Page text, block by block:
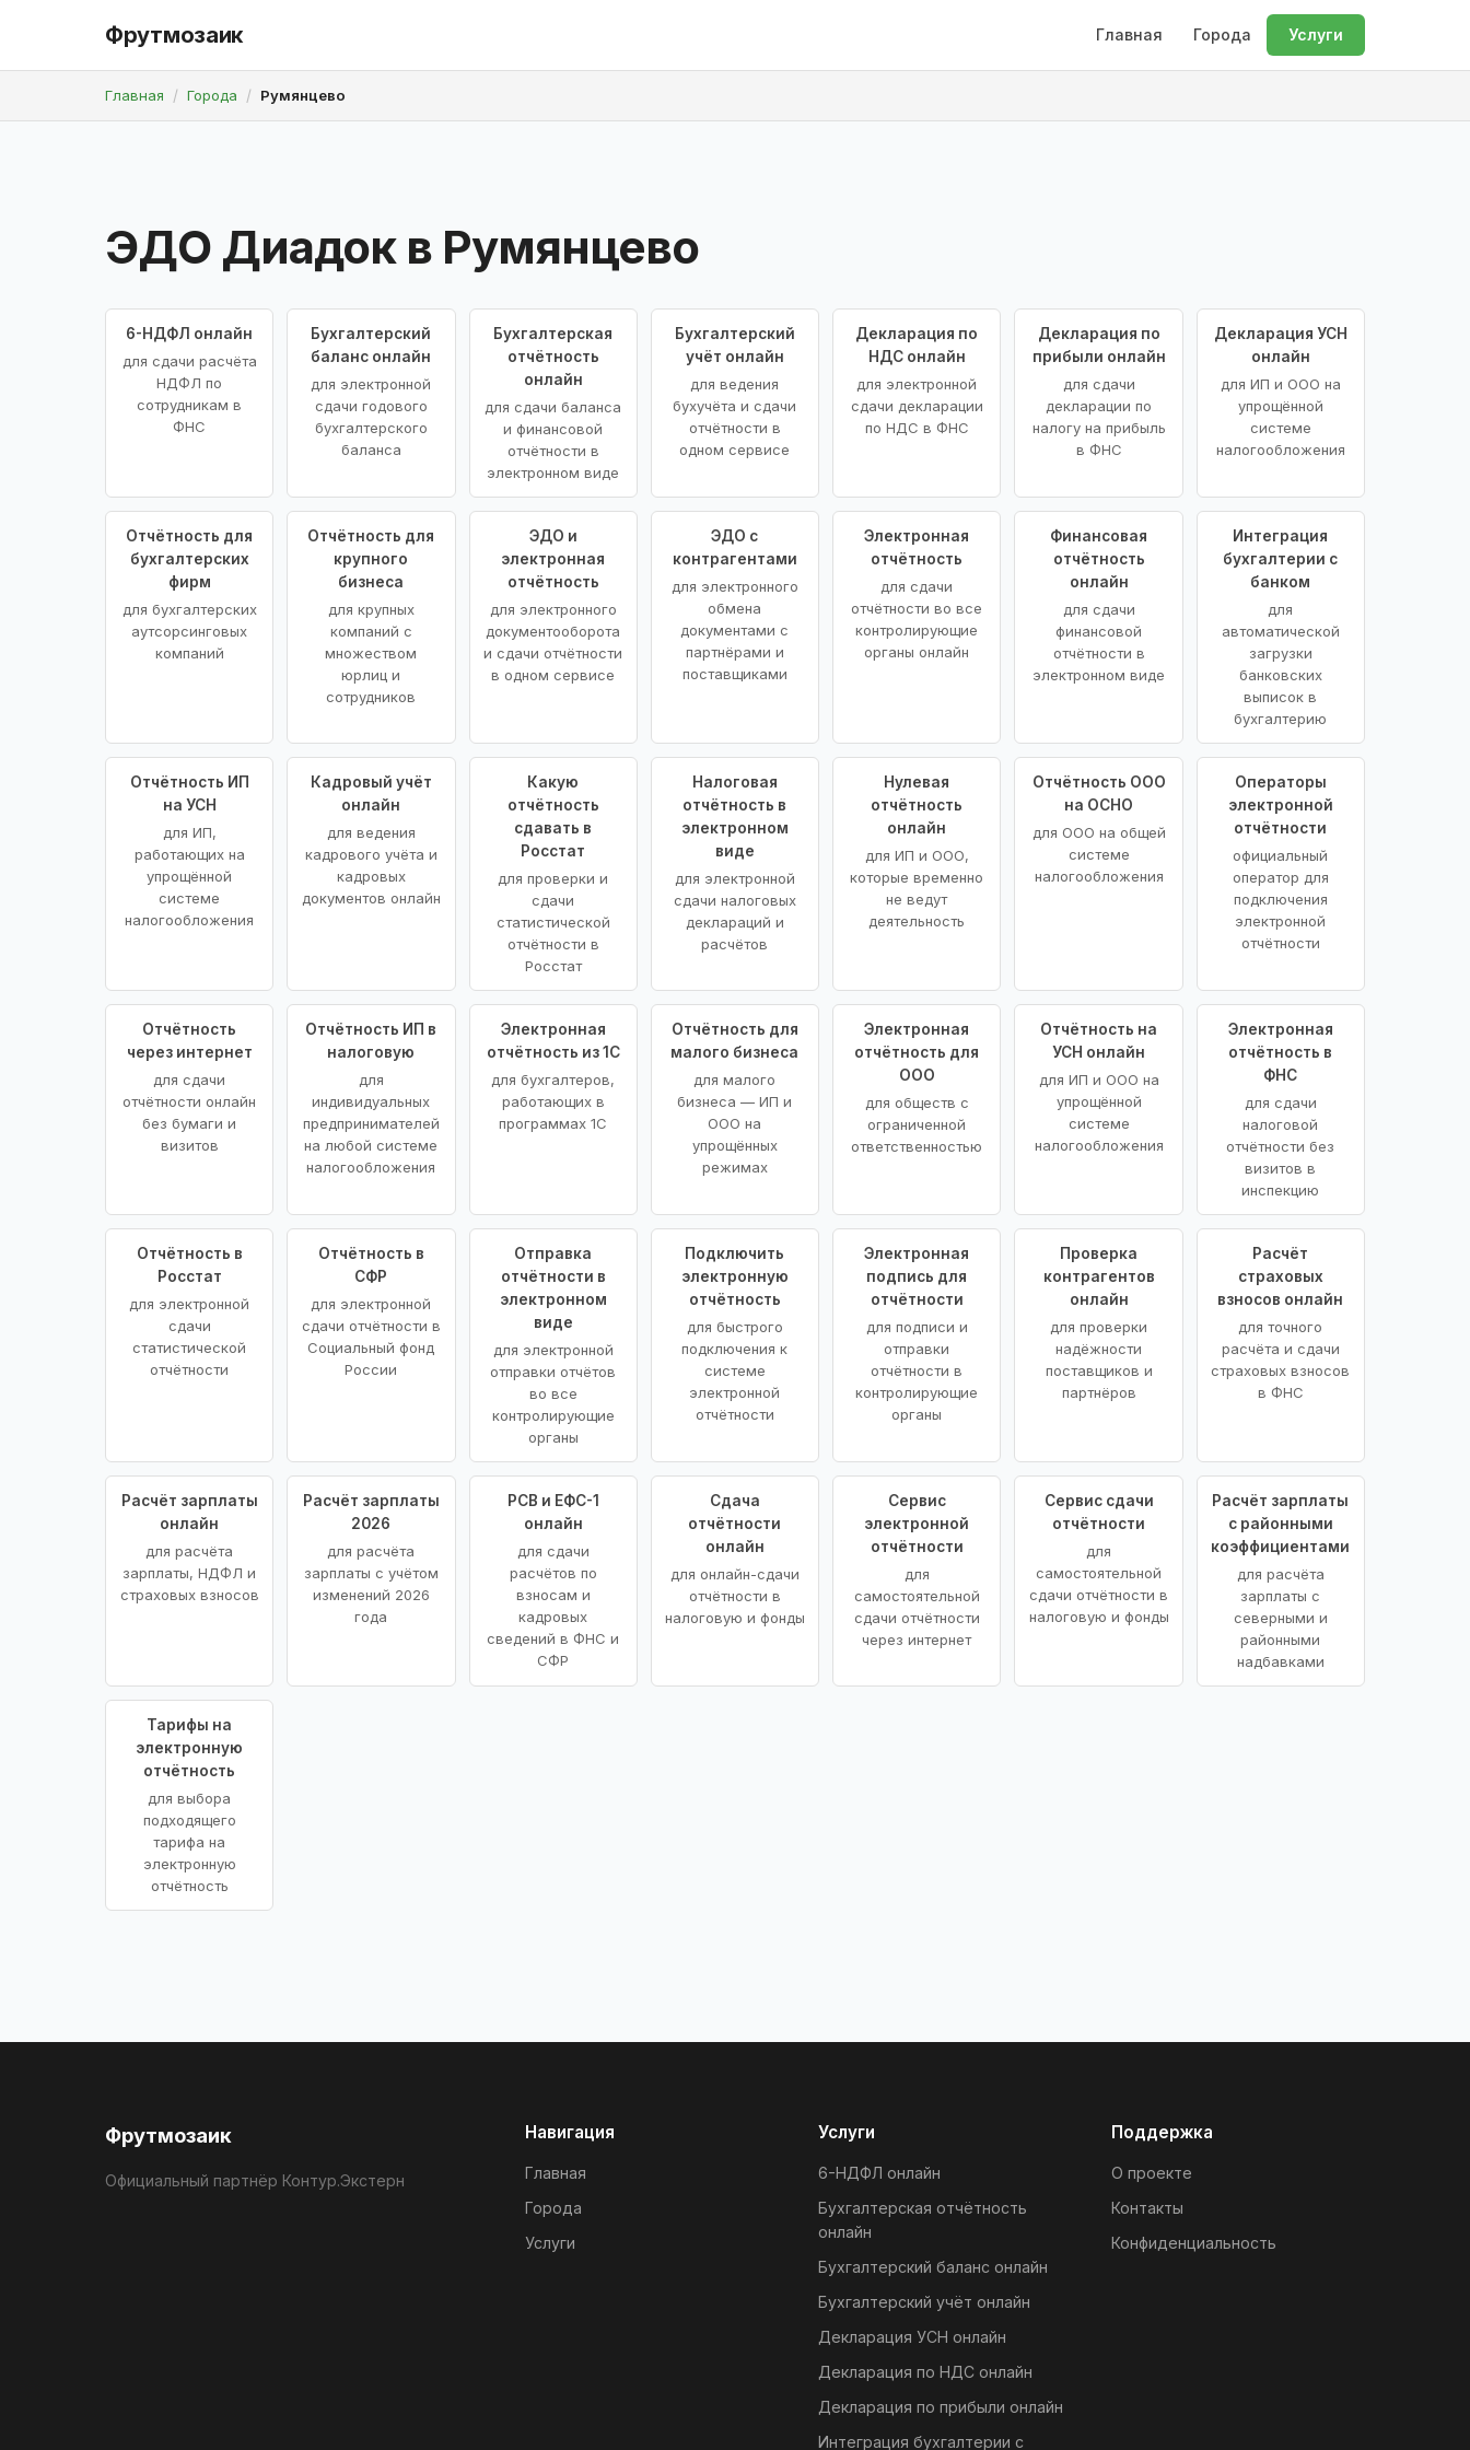
Фрутмозаик Главная Города Услуги
Главная Города Румянцево
ЭДО Диадок в Румянцево
6-НДФЛ онлайн
для сдачи расчёта
НДФЛ по
сотрудникам в
ФНС
Бухгалтерский
баланс онлайн
для электронной
сдачи годового
бухгалтерского
баланса
Бухгалтерская
отчётность
онлайн
для сдачи баланса
и финансовой
отчётности в
электронном виде
Бухгалтерский
учёт онлайн
для ведения
бухучёта и сдачи
отчётности в
одном сервисе
Декларация по
НДС онлайн
для электронной
сдачи декларации
по НДС в ФНС
Декларация по
прибыли онлайн
для сдачи
декларации по
налогу на прибыль
в ФНС
Декларация УСН
онлайн
для ИП и ООО на
упрощённой
системе
налогообложения
Отчётность для
бухгалтерских
фирм
для бухгалтерских
аутсорсинговых
компаний
Отчётность для
крупного
бизнеса
для крупных
компаний с
множеством
юрлиц и
сотрудников
ЭДО и
электронная
отчётность
для электронного
документооборота
и сдачи отчётности
в одном сервисе
ЭДО с
контрагентами
для электронного
обмена
документами с
партнёрами и
поставщиками
Электронная
отчётность
для сдачи
отчётности во все
контролирующие
органы онлайн
Финансовая
отчётность
онлайн
для сдачи
финансовой
отчётности в
электронном виде
Интеграция
бухгалтерии с
банком
для
автоматической
загрузки
банковских
выписок в
бухгалтерию
Отчётность ИП
на УСН
для ИП,
работающих на
упрощённой
системе
налогообложения
Кадровый учёт
онлайн
для ведения
кадрового учёта и
кадровых
документов онлайн
Какую
отчётность
сдавать в
Росстат
для проверки и
сдачи
статистической
отчётности в
Росстат
Налоговая
отчётность в
электронном
виде
для электронной
сдачи налоговых
деклараций и
расчётов
Нулевая
отчётность
онлайн
для ИП и ООО,
которые временно
не ведут
деятельность
Отчётность ООО
на ОСНО
для ООО на общей
системе
налогообложения
Операторы
электронной
отчётности
официальный
оператор для
подключения
электронной
отчётности
Отчётность
через интернет
для сдачи
отчётности онлайн
без бумаги и
визитов
Отчётность ИП в
налоговую
для
индивидуальных
предпринимателей
на любой системе
налогообложения
Электронная
отчётность из 1С
для бухгалтеров,
работающих в
программах 1С
Отчётность для
малого бизнеса
для малого
бизнеса — ИП и
ООО на
упрощённых
режимах
Электронная
отчётность для
ООО
для обществ с
ограниченной
ответственностью
Отчётность на
УСН онлайн
для ИП и ООО на
упрощённой
системе
налогообложения
Электронная
отчётность в
ФНС
для сдачи
налоговой
отчётности без
визитов в
инспекцию
Отчётность в
Росстат
для электронной
сдачи
статистической
отчётности
Отчётность в
СФР
для электронной
сдачи отчётности в
Социальный фонд
России
Отправка
отчётности в
электронном
виде
для электронной
отправки отчётов
во все
контролирующие
органы
Подключить
электронную
отчётность
для быстрого
подключения к
системе
электронной
отчётности
Электронная
подпись для
отчётности
для подписи и
отправки
отчётности в
контролирующие
органы
Проверка
контрагентов
онлайн
для проверки
надёжности
поставщиков и
партнёров
Расчёт
страховых
взносов онлайн
для точного
расчёта и сдачи
страховых взносов
в ФНС
Расчёт зарплаты
онлайн
для расчёта
зарплаты, НДФЛ и
страховых взносов
Расчёт зарплаты
2026
для расчёта
зарплаты с учётом
изменений 2026
года
РСВ и ЕФС-1
онлайн
для сдачи
расчётов по
взносам и
кадровых
сведений в ФНС и
СФР
Сдача
отчётности
онлайн
для онлайн-сдачи
отчётности в
налоговую и фонды
Сервис
электронной
отчётности
для
самостоятельной
сдачи отчётности
через интернет
Сервис сдачи
отчётности
для
самостоятельной
сдачи отчётности в
налоговую и фонды
Расчёт зарплаты
с районными
коэффициентами
для расчёта
зарплаты с
северными и
районными
надбавками
Тарифы на
электронную
отчётность
для выбора
подходящего
тарифа на
электронную
отчётность
Фрутмозаик
Официальный партнёр Контур.Экстерн
Навигация
Главная
Города
Услуги
Услуги
6-НДФЛ онлайн
Бухгалтерская отчётность
онлайн
Бухгалтерский баланс онлайн
Бухгалтерский учёт онлайн
Декларация УСН онлайн
Декларация по НДС онлайн
Декларация по прибыли онлайн
Интеграция бухгалтерии с
Поддержка
О проекте
Контакты
Конфиденциальность